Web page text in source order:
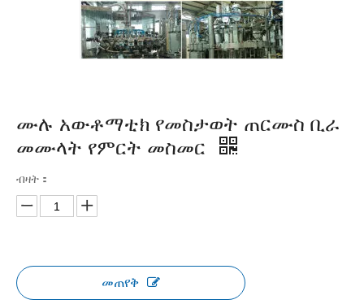
ሙሉ አውቶማቲክ የመስታወት ጠርሙስ ቢራ
መሙላት የምርት መስመር
ብዛት：
መጠየቅ